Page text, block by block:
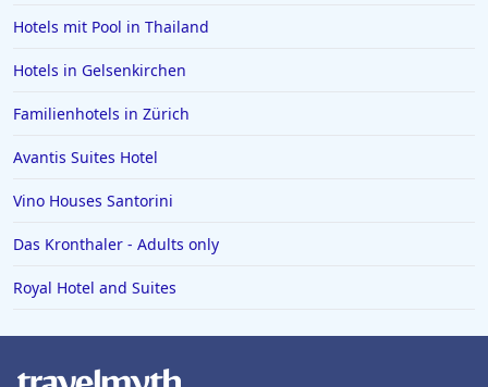
Hotels in Ramsau im Zillertal
Hotels in Bad Tölz
Hotels in Basel
Hotels in Detmold
Hotels mit Pool in Thailand
Hotels in Gelsenkirchen
Familienhotels in Zürich
Avantis Suites Hotel
Vino Houses Santorini
Das Kronthaler - Adults only
Royal Hotel and Suites